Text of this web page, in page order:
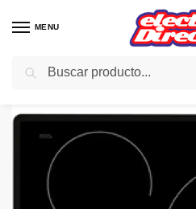
MENU
Inicio Gama blanca Encimeras